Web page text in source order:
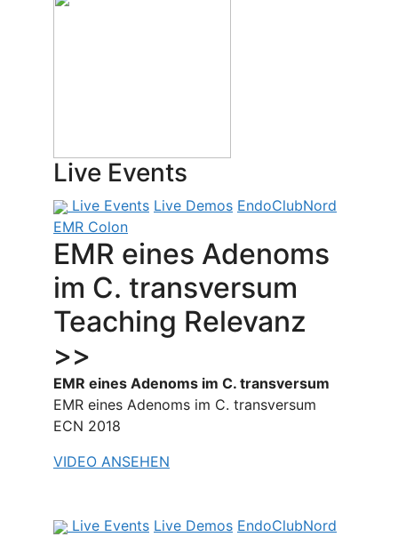
Live Events
Live Events Live Demos EndoClubNord
EMR Colon
EMR eines Adenoms
im C. transversum
Teaching Relevanz
>>
EMR eines Adenoms im C. transversum
EMR eines Adenoms im C. transversum
ECN 2018
VIDEO ANSEHEN
Live Events Live Demos EndoClubNord